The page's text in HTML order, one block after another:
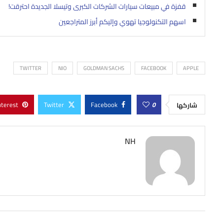
قفزة في مبيعات سيارات الشركات الكبرى وتيسلا الجديدة احترقت!
اسهم التكنولوجيا تهوي وإليكم أبرز المتراجعين
APPLE
FACEBOOK
GOLDMAN SACHS
NIO
TWITTER
شاركها 0
Facebook
Twitter
NH